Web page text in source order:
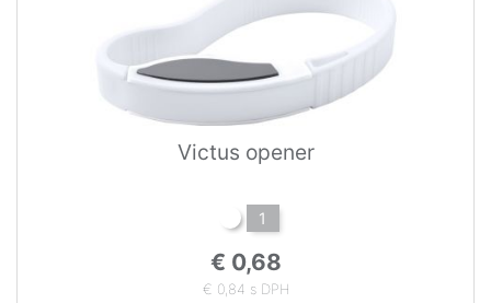
Victus opener
1
€ 0,68
€ 0,84 s DPH